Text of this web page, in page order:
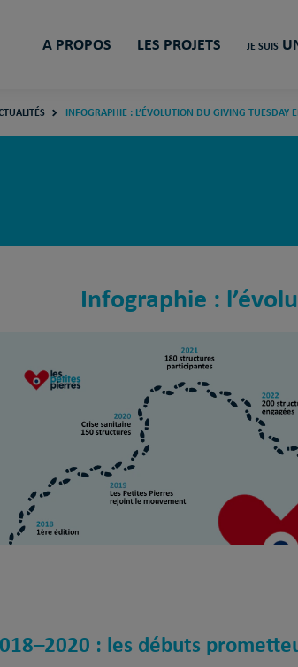
A PROPOS LES PROJETS JE SUIS
INFOGRAPHIE : L’ÉVOLUTION DU GIVING TUESDAY
Infographie :
: les débuts